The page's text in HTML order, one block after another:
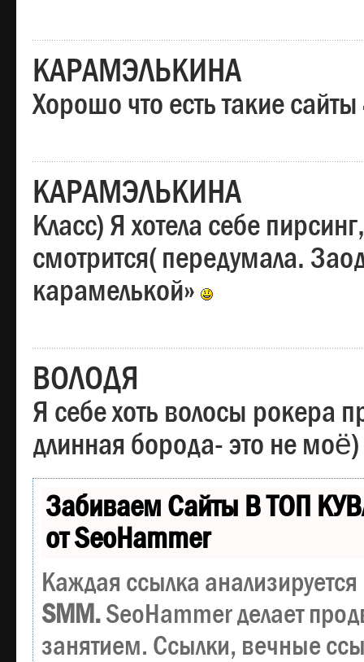
КАРАМЭЛЬКИНА
Хорошо что есть такие сайты
КАРАМЭЛЬКИНА
Класс) Я хотела себе
смотрится( передумала.
карамелькой»
ВОЛОДЯ
Я себе хоть волосы рокера
длинная борода- это не моё)
Забиваем Сайты В ТОП
от SeoHammer
Каждая ссылка
SMM.SeoHammer делает
занятием. Ссылки, вечные